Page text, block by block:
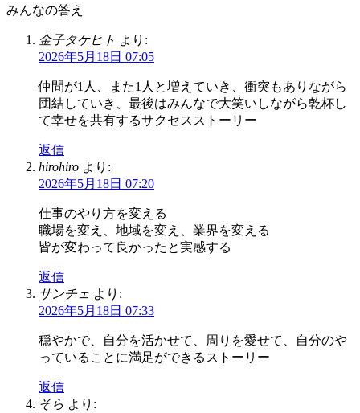
みんなの答え
金子タケヒト より:
2026年5月18日 07:05
仲間が1人、また1人と増えていき、衝突もありながら
団結していき、最後はみんなで大笑いしながら乾杯し
て幸せを共有するサクセスストーリー
返信
hirohiro より:
2026年5月18日 07:20
仕事のやり方を変える
職場を変え、地域を変え、業界を変える
皆が変わって良かったと実感する
返信
サンチェ より:
2026年5月18日 07:33
穏やかで、自分を活かせて、周りを愛せて、自分のや
っていることに満足ができるストーリー
返信
そら より: